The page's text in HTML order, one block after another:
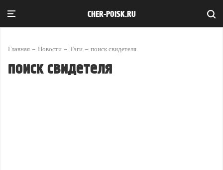
CHER-POISK.RU
Главная Новости Тэги поиск свидетеля
поиск свидетеля